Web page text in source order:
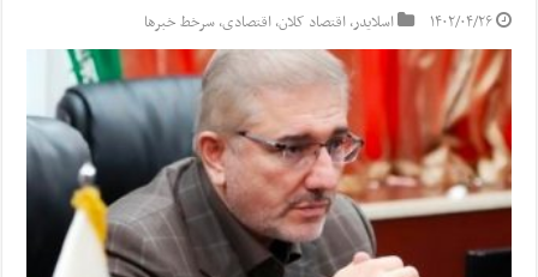
۱۴۰۲/۰۴/۲۶ اسلایدر,اقتصاد کلان,اقتصادی,سرخط خبرها